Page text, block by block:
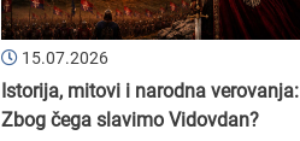
15.07.2026
Istorija, mitovi i narodna verovanja:
Zbog čega slavimo Vidovdan?